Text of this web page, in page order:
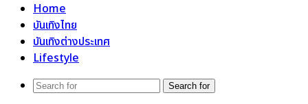
Home
บันเทิงไทย
บันเทิงต่างประเทศ
Lifestyle
Search for